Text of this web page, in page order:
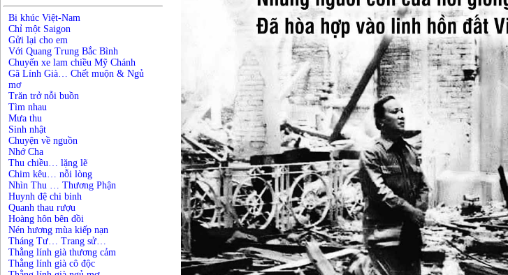
Bi khúc Việt-Nam
Chỉ một Saigon
Gửi lại cho em
Với Quang Trung Bắc Bình
Chuyến xe lam chiều Mỹ Chánh
Gã Lính Già… Chết muộn & Ngủ
mơ
Trăn trở nỗi buồn
Tìm nhau
Mưa thu
Sinh nhật
Chuyện về nguồn
Nhớ Cha
Thu chiều… lặng lẽ
Chim kêu… nỗi lòng
Nhìn Thu … Thương Phận
Huynh đệ chi binh
Quanh thau rượu
Hoàng hôn bên đồi
Nén hương mùa kiếp nạn
Tháng Tư… Trang sử…
Thằng lính già thương cảm
Thằng lính già cô độc